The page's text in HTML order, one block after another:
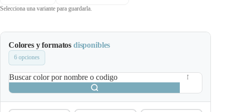
Selecciona una variante para guardarla.
Colores y formatos disponibles
6 opciones
Buscar color por nombre o codigo